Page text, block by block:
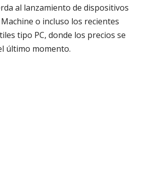
al lanzamiento de dispositivos
o incluso los recientes
tipo PC, donde los precios se
último momento.